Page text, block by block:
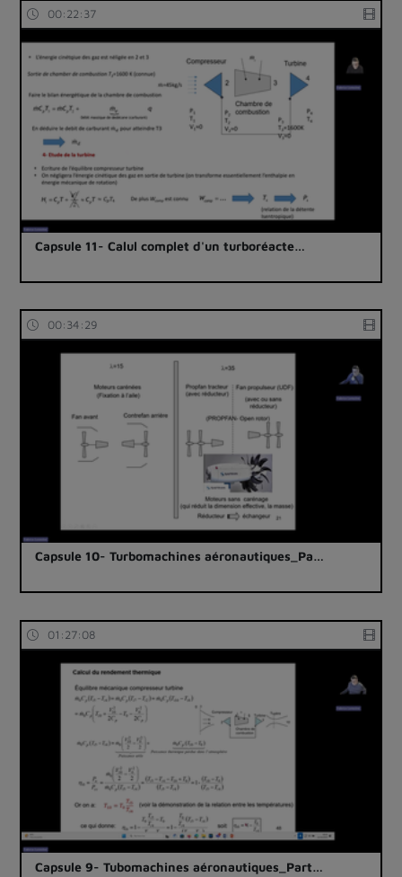
00:22:37
Capsule 11- Calul complet d'un turboréacte…
00:34:29
Capsule 10- Turbomachines aéronautiques_Pa…
01:27:08
Capsule 9- Tubomachines aéronautiques_Part…